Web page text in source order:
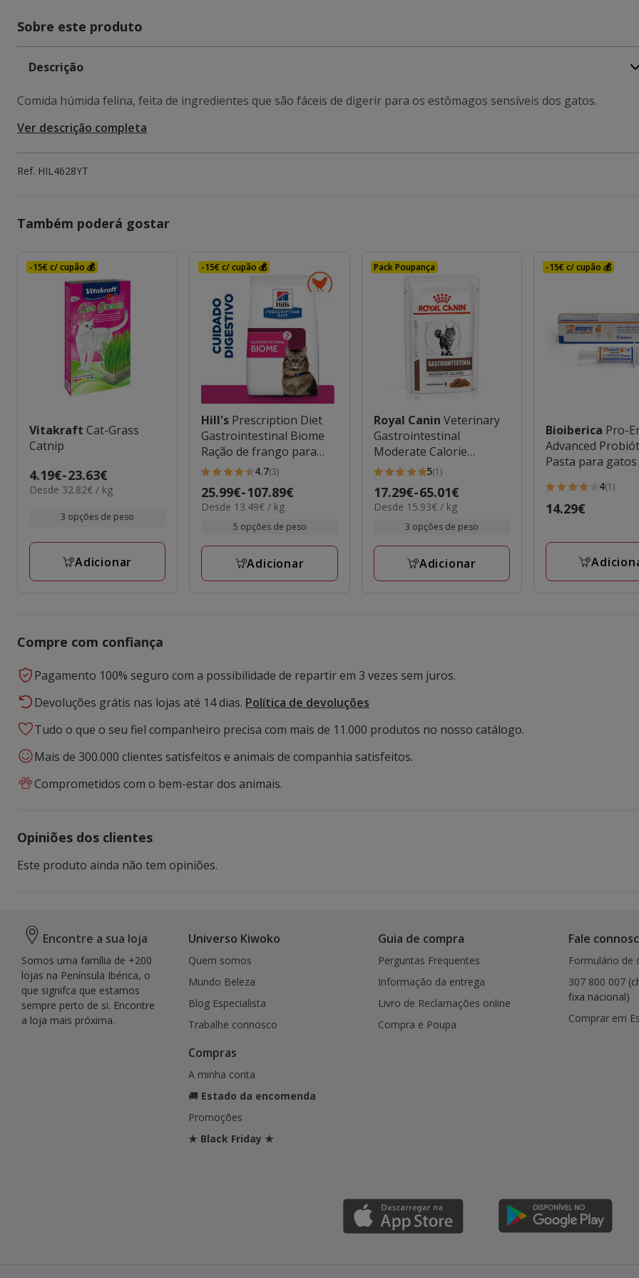
Sobre este produto
Descrição
Comida húmida felina, feita de ingredientes que são fáceis de digerir para os estômagos sensíveis dos gatos.
Ver descrição completa
Ref. HIL4628YT
Também poderá gostar
-15€ c/ cupão 💰
Vitakraft Cat-Grass
Catnip
Preço
de
23.63€
4.19€-23.63€
32.82€
Desde 32.82€ / kg
3 opções de peso
Adicionar
-15€ c/ cupão 💰
Hill's Prescription Diet
Gastrointestinal Biome
Ração de frango para
gatos
4.7
estrelas
com
avaliações
4.7(3)
Preço
de
25.99€
a
107.89€
25.99€-107.89€
13.49€
Desde 13.49€ / kg
5 opções de peso
Adicionar
Pack Poupança
Royal Canin Veterinary
Gastrointestinal
Moderate Calorie
saqueta para gatos
5
estrelas
com
avaliações
5(1)
Preço
de
17.29€
a
65.01€
17.29€-65.01€
15.93€
Desde 15.93€ / kg
3 opções de peso
Adicionar
-15€ c/ cupão 💰
Bioiberica Pro-
Advanced
Pasta para gatos
4
estrelas
1
avaliações
4(1)
Preço
14.29€
Compre com confiança
Pagamento 100% seguro com a possibilidade de repartir em 3 vezes sem juros.
Devoluções grátis nas lojas até 14 dias. Política de devoluções
Tudo o que o seu fiel companheiro precisa com mais de 11.000 produtos no nosso catálogo.
Mais de 300.000 clientes satisfeitos e animais de companhia satisfeitos.
Comprometidos com o bem-estar dos animais.
Opiniões dos clientes
Este produto ainda não tem opiniões.
Encontre a sua loja
Somos uma família de +200
lojas na Península Ibérica, o
que signifca que estamos
sempre perto de si. Encontre
a loja mais próxima.
Universo Kiwoko
Quem somos
Mundo Beleza
Blog Especialista
Trabalhe connosco
Compras
A minha conta
🚚 Estado da encomenda
Promoções
★ Black Friday ★
Guia de compra
Perguntas Frequentes
Informação da entrega
Livro de Reclamações online
Compra e Poupa
Fale
Formulário de
307 800 007
fixa nacional)
Comprar em